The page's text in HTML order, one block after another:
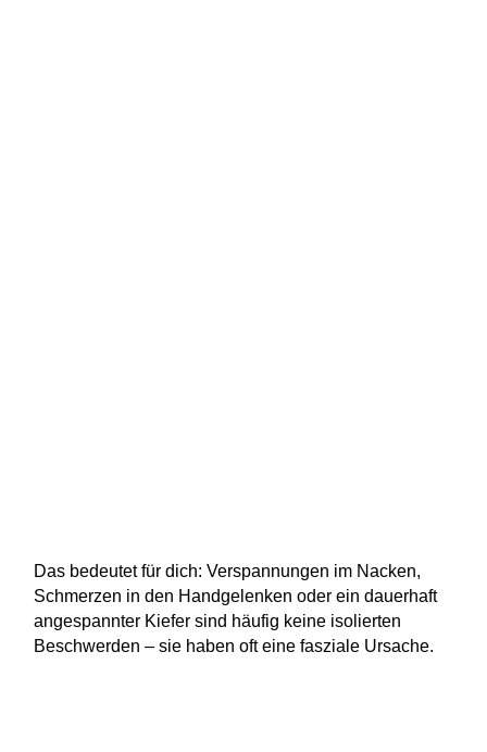
Das bedeutet für dich: Verspannungen im Nacken,
Schmerzen in den Handgelenken oder ein dauerhaft
angespannter Kiefer sind häufig keine isolierten
Beschwerden – sie haben oft eine fasziale Ursache.